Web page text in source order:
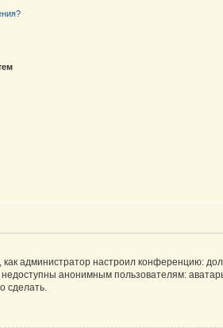
как администратор настроил конференцию:
анонимным пользователям:
сделать.